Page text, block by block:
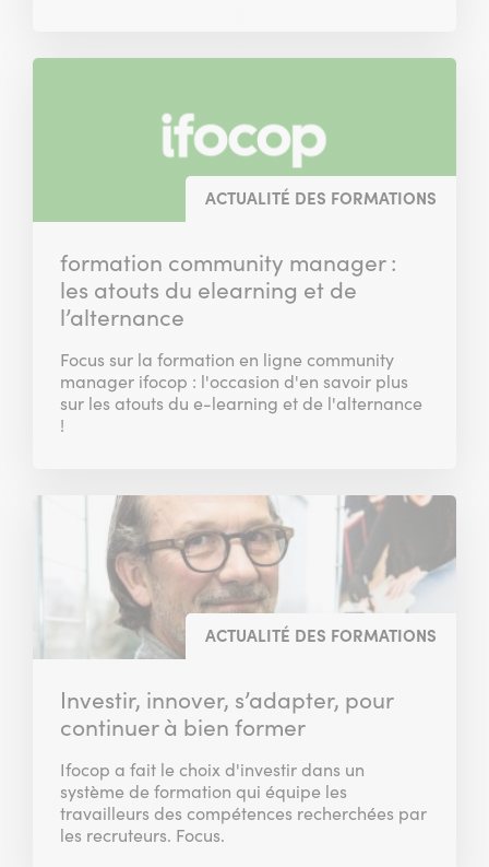
ACTUALITÉ DES FORMATIONS
formation community manager :
les atouts du elearning et de
l’alternance
Focus sur la formation en ligne community
manager ifocop : l'occasion d'en savoir plus
sur les atouts du e-learning et de l'alternance
!
ACTUALITÉ DES FORMATIONS
Investir, innover, s’adapter, pour
continuer à bien former
Ifocop a fait le choix d'investir dans un
système de formation qui équipe les
travailleurs des compétences recherchées par
les recruteurs. Focus.